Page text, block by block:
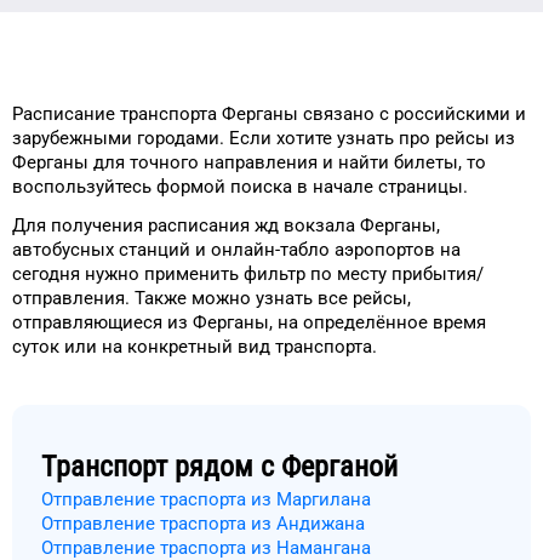
Расписание транспорта Ферганы связано с российскими и
зарубежными городами. Если хотите узнать про рейсы из
Ферганы для точного направления и найти билеты, то
воспользуйтесь формой поиска в начале страницы.
Для получения расписания жд вокзала Ферганы,
автобусных станций и онлайн-табло аэропортов на
сегодня нужно применить фильтр по месту прибытия/
отправления. Также можно узнать все рейсы,
отправляющиеся из Ферганы, на определённое время
суток или на конкретный вид транспорта.
Транспорт рядом с Ферганой
Отправление траспорта из Маргилана
Отправление траспорта из Андижана
Отправление траспорта из Намангана